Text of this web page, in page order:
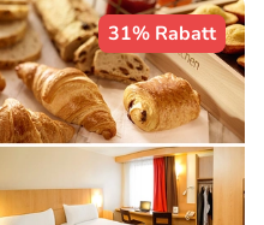
31% Rabatt